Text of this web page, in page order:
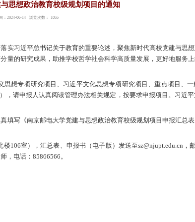
报2024年南京邮电大学党建与思想政
发布者：党委宣传部 发布时间：2024-06-14 浏
有组织科研推动产出有深度、有分量的研
报工作。
近平新时代中国特色社会主义思想专项